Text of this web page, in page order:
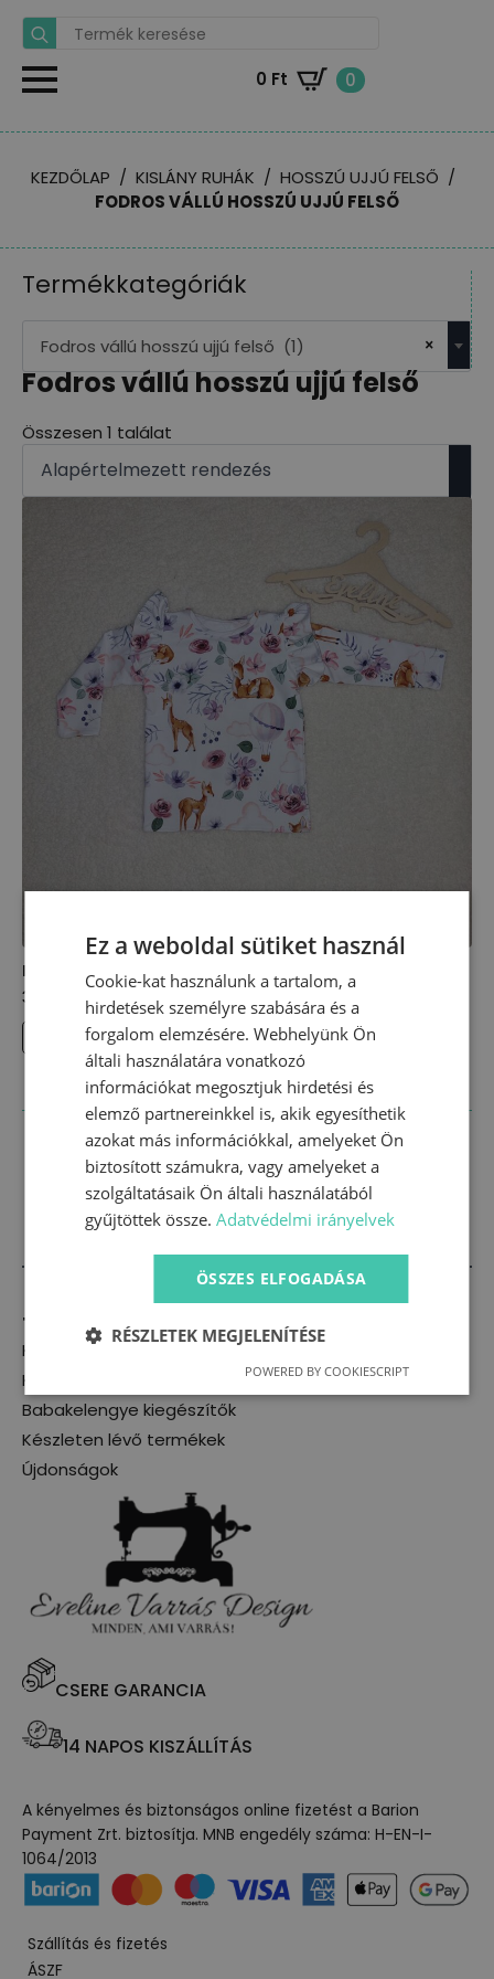
Search
for:
0 Ft 0
KEZDŐLAP KISLÁNY RUHÁK
HOSSZÚ UJJÚ FELSŐ
FODROS VÁLLÚ HOSSZÚ UJJÚ FELSŐ
Termékkategóriák
×
Fodros vállú hosszú ujjú felső (1)
Fodros vállú hosszú ujjú felső
Összesen 1 találat
Fodros vállú felső
3900
OPCIÓK VÁLASZTÁSA
Ennek
a
terméknek
változatok
választhatók
Termékkategóriák
Kislány
Kisfiú
Babakelengye kiegészítők
Készleten lévő termékek
Újdonságok
CSERE GARANCIA
14 NAPOS KISZÁLLÍTÁS
A kényelmes és biztonságos online fizetést a Barion
Payment Zrt. biztosítja. MNB engedély száma: H-EN-I-
1064/2013
Szállítás és fizetés
ÁSZF
Ez a weboldal sütiket használ
Cookie-kat használunk a tartalom, a
hirdetések személyre szabására és a
forgalom elemzésére. Webhelyünk Ön
általi használatára vonatkozó
információkat megosztjuk hirdetési és
elemző partnereinkkel is, akik egyesíthetik
azokat más információkkal, amelyeket Ön
biztosított számukra, vagy amelyeket a
szolgáltatásaik Ön általi használatából
gyűjtöttek össze.Adatvédelmi irányelvek
ÖSSZES ELFOGADÁSA
RÉSZLETEK MEGJELENÍTÉSE
POWERED BY COOKIESCRIPT